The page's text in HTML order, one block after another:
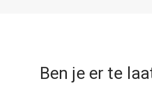
Ben je er te